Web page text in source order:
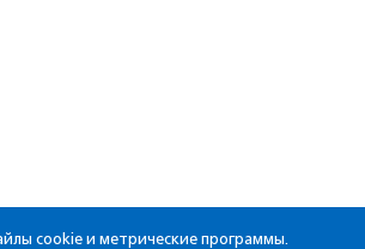
cookie и метрические программы.